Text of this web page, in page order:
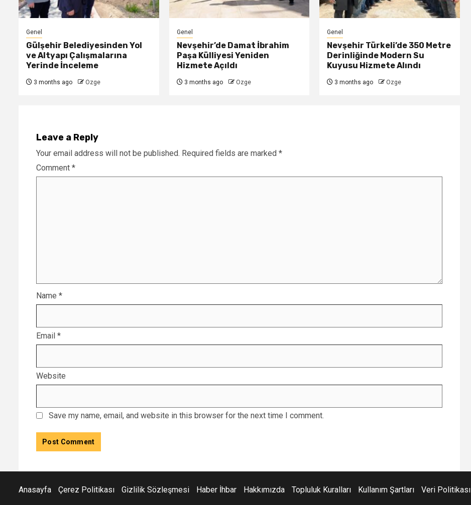
Genel
Gülşehir Belediyesinden Yol
ve Altyapı Çalışmalarına
Yerinde İnceleme
3 months ago Ozge
Genel
Nevşehir’de Damat İbrahim
Paşa Külliyesi Yeniden
Hizmete Açıldı
3 months ago Ozge
Genel
Nevşehir Türkeli’de 350 Metre
Derinliğinde Modern Su
Kuyusu Hizmete Alındı
3 months ago Ozge
Leave a Reply
Your email address will not be published. Required fields are marked *
Comment *
Name *
Email *
Website
Save my name, email, and website in this browser for the next time I comment.
Anasayfa Çerez Politikası Gizlilik Sözleşmesi Haber İhbar Hakkımızda Topluluk Kuralları Kullanım Şartları Veri Politikası